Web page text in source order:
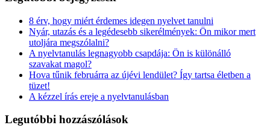
8 érv, hogy miért érdemes idegen nyelvet tanulni
Nyár, utazás és a legédesebb sikerélmények: Ön mikor mert
utoljára megszólalni?
A nyelvtanulás legnagyobb csapdája: Ön is különálló
szavakat magol?
Hova tűnik februárra az újévi lendület? Így tartsa életben a
tüzet!
A kézzel írás ereje a nyelvtanulásban
Legutóbbi hozzászólások